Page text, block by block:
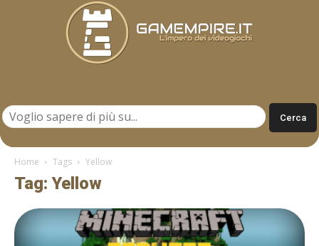
Home Tags Yellow
Tag: Yellow